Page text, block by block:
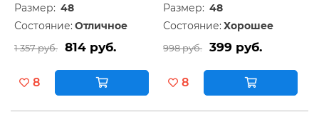
Размер: 48
Состояние: Отличное
1 357 руб. 814 руб.
8
Размер: 48
Состояние: Хорошее
998 руб. 399 руб.
8